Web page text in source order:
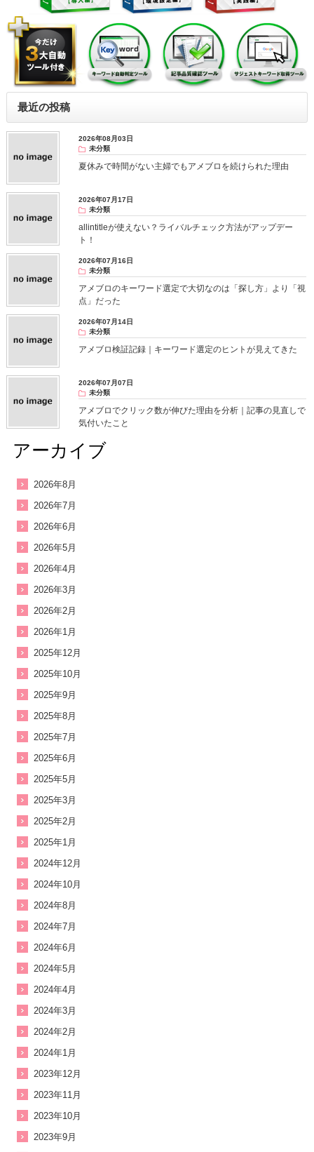
最近の投稿
2026年08月03日
未分類
夏休みで時間がない主婦でもアメブロを続けられた理由
2026年07月17日
未分類
allintitleが使えない？ライバルチェック方法がアップデー
ト！
2026年07月16日
未分類
アメブロのキーワード選定で大切なのは「探し方」より「視
点」だった
2026年07月14日
未分類
アメブロ検証記録｜キーワード選定のヒントが見えてきた
2026年07月07日
未分類
アメブロでクリック数が伸びた理由を分析｜記事の見直しで
気付いたこと
アーカイブ
2026年8月
2026年7月
2026年6月
2026年5月
2026年4月
2026年3月
2026年2月
2026年1月
2025年12月
2025年10月
2025年9月
2025年8月
2025年7月
2025年6月
2025年5月
2025年3月
2025年2月
2025年1月
2024年12月
2024年10月
2024年8月
2024年7月
2024年6月
2024年5月
2024年4月
2024年3月
2024年2月
2024年1月
2023年12月
2023年11月
2023年10月
2023年9月